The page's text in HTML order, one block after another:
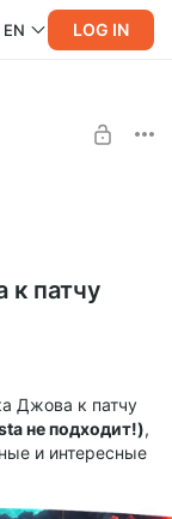
EN LOG IN
патчу
Джова к патчу
не подходит!),
и интересные